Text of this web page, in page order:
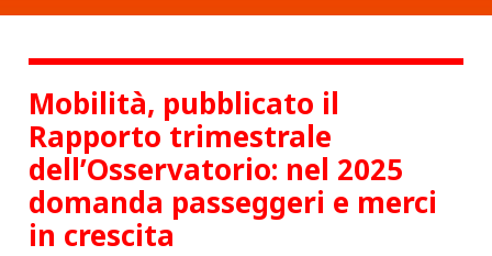
Mobilità, pubblicato il
Rapporto trimestrale
dell’Osservatorio: nel 2025
domanda passeggeri e merci
in crescita